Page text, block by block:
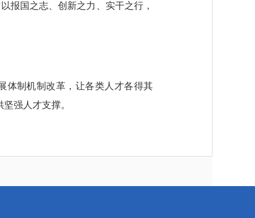
国之志、创新之力、实干之行，
制机制改革，让各类人才各得其
强人才支撑。